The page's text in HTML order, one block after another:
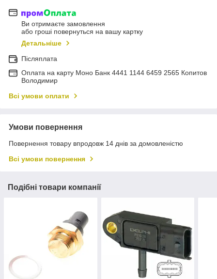
Ви отримаєте замовлення
або гроші повернуться на вашу картку
Детальніше
Післяплата
Оплата на карту Моно Банк 4441 1144 6459 2565 Копитов
Володимир
Всі умови оплати
Умови повернення
Повернення товару впродовж 14 днів за домовленістю
Всі умови повернення
Подібні товари компанії